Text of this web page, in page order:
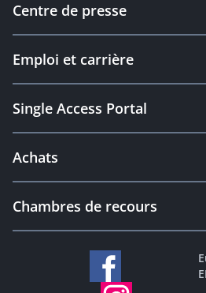
Centre de presse
Emploi et carrière
Single Access Portal
Achats
Chambres de recours